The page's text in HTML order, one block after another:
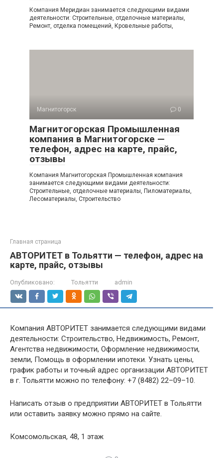
Компания Меридиан занимается следующими видами
деятельности: Строительные, отделочные материалы,
Ремонт, отделка помещений, Кровельные работы,
Магнитогорск 0
Магнитогорская Промышленная
компания в Магнитогорске —
телефон, адрес на карте, прайс,
отзывы
Компания Магнитогорская Промышленная компания
занимается следующими видами деятельности:
Строительные, отделочные материалы, Пиломатериалы,
Лесоматериалы, Строительство
Главная страница
АВТОРИТЕТ в Тольятти — телефон, адрес на
карте, прайс, отзывы
Опубликовано: Тольятти admin
Компания АВТОРИТЕТ занимается следующими видами
деятельности: Строительство, Недвижимость, Ремонт,
Агентства недвижимости, Оформление недвижимости,
земли, Помощь в оформлении ипотеки. Узнать цены,
график работы и точный адрес организации АВТОРИТЕТ
в г. Тольятти можно по телефону: +7 (8482) 22–09–10.
Написать отзыв о предприятии АВТОРИТЕТ в Тольятти
или оставить заявку можно прямо на сайте.
Комсомольская, 48, 1 этаж